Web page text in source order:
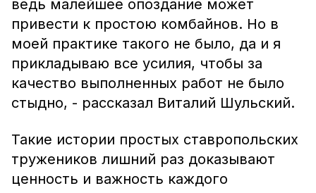
ведь малейшее опоздание может
привести к простою комбайнов. Но в
моей практике такого не было, да и я
прикладываю все усилия, чтобы за
качество выполненных работ не было
стыдно, - рассказал Виталий Шульский.
Такие истории простых ставропольских
тружеников лишний раз доказывают
ценность и важность каждого